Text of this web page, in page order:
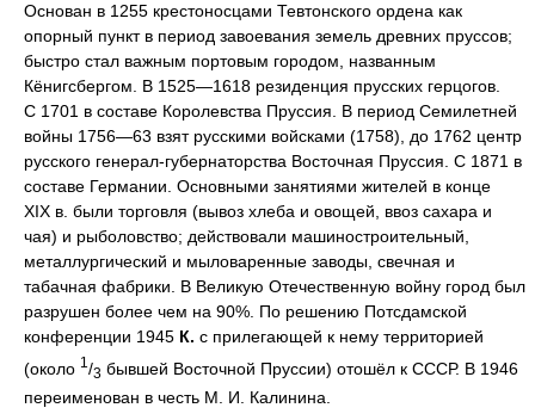
Основан в 1255 крестоносцами Тевтонского ордена как
опорный пункт в период завоевания земель древних пруссов;
быстро стал важным портовым городом, названным
Кёнигсбергом. В 1525—1618 резиденция прусских герцогов.
С 1701 в составе Королевства Пруссия. В период Семилетней
войны 1756—63 взят русскими войсками (1758), до 1762 центр
русского генерал-губернаторства Восточная Пруссия. С 1871 в
составе Германии. Основными занятиями жителей в конце
XIX в. были торговля (вывоз хлеба и овощей, ввоз сахара и
чая) и рыболовство; действовали машиностроительный,
металлургический и мыловаренные заводы, свечная и
табачная фабрики. В Великую Отечественную войну город был
разрушен более чем на 90%. По решению Потсдамской
конференции 1945 К. с прилегающей к нему территорией
(около 1 /3 бывшей Восточной Пруссии) отошёл к СССР. В 1946
переименован в честь М. И. Калинина.